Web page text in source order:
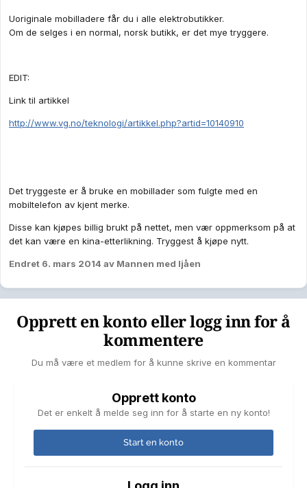
Uoriginale mobilladere får du i alle elektrobutikker.
Om de selges i en normal, norsk butikk, er det mye tryggere.
EDIT:
Link til artikkel
http://www.vg.no/teknologi/artikkel.php?artid=10140910
Det tryggeste er å bruke en mobillader som fulgte med en
mobiltelefon av kjent merke.
Disse kan kjøpes billig brukt på nettet, men vær oppmerksom på at
det kan være en kina-etterlikning. Tryggest å kjøpe nytt.
Endret 6. mars 2014 av Mannen med ljåen
Opprett en konto eller logg inn for å
kommentere
Du må være et medlem for å kunne skrive en kommentar
Opprett konto
Det er enkelt å melde seg inn for å starte en ny konto!
Start en konto